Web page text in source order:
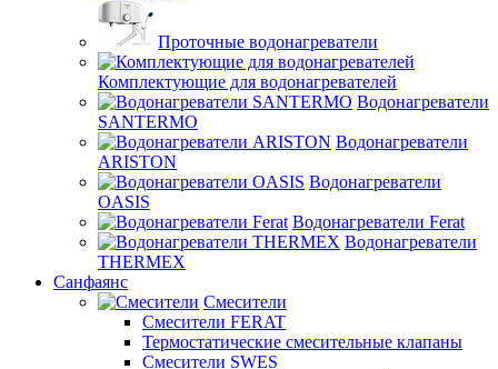
Проточные водонагреватели
Комплектующие для водонагревателей
Водонагреватели
SANTERMO
Водонагреватели
ARISTON
Водонагреватели
OASIS
Водонагреватели Ferat
Водонагреватели
THERMEX
Санфаянс
Смесители
Смесители FERAT
Термостатические смесительные клапаны
Смесители SWES